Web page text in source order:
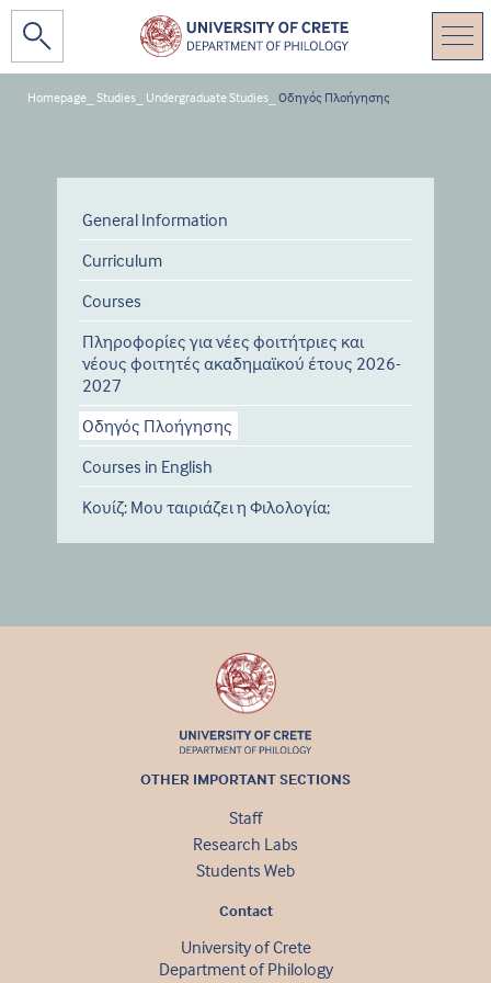
Homepage Studies Undergraduate Studies Οδηγός Πλοήγησης
General Information
Curriculum
Courses
Πληροφορίες για νέες φοιτήτριες και
νέους φοιτητές ακαδημαϊκού έτους 2026-
2027
Οδηγός Πλοήγησης
Courses in English
Κουίζ: Μου ταιριάζει η Φιλολογία;
OTHER IMPORTANT SECTIONS
Staff
Research Labs
Students Web
Contact
University of Crete
Department of Philology